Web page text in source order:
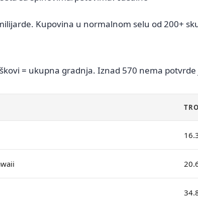
Kupovina u normalnom selu od 200+
= ukupna gradnja. Iznad 570 nema